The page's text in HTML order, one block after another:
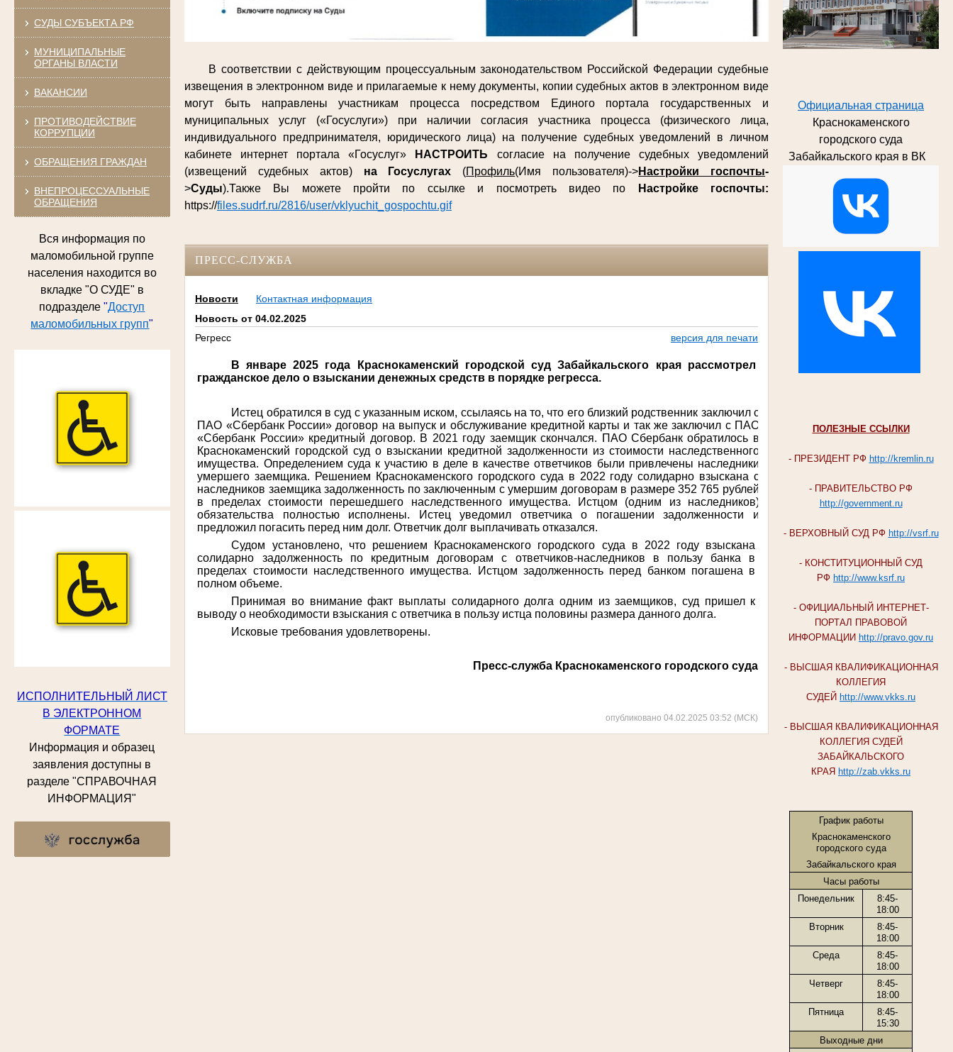
СУДЫ СУБЪЕКТА РФ
МУНИЦИПАЛЬНЫЕ
ОРГАНЫ ВЛАСТИ
ВАКАНСИИ
ПРОТИВОДЕЙСТВИЕ
КОРРУПЦИИ
ОБРАЩЕНИЯ ГРАЖДАН
ВНЕПРОЦЕССУАЛЬНЫЕ
ОБРАЩЕНИЯ
Вся информация по
маломобильной группе
населения находится во
вкладке "О СУДЕ" в
подразделе"Доступ
маломобильных групп"
ИСПОЛНИТЕЛЬНЫЙ ЛИСТ
В ЭЛЕКТРОННОМ
ФОРМАТЕ
Информация и образец
заявления доступны в
разделе "СПРАВОЧНАЯ
ИНФОРМАЦИЯ"
Официальная страница
Краснокаменского
городского суда
Забайкальского края в ВК
ПОЛЕЗНЫЕ ССЫЛКИ
- ПРЕЗИДЕНТ РФ http://kremlin.ru
- ПРАВИТЕЛЬСТВО РФ
http://government.ru
- ВЕРХОВНЫЙ СУД РФ http://vsrf.ru
- КОНСТИТУЦИОННЫЙ СУД
РФ http://www.ksrf.ru
- ОФИЦИАЛЬНЫЙ ИНТЕРНЕТ-
ПОРТАЛ ПРАВОВОЙ
ИНФОРМАЦИИ http://pravo.gov.ru
- ВЫСШАЯ КВАЛИФИКАЦИОННАЯ
КОЛЛЕГИЯ
СУДЕЙ http://www.vkks.ru
- ВЫСШАЯ КВАЛИФИКАЦИОННАЯ
КОЛЛЕГИЯ СУДЕЙ
ЗАБАЙКАЛЬСКОГО
КРАЯ http://zab.vkks.ru
График работы
Краснокаменского
городского суда
Забайкальского края
Часы работы
Понедельник
8:45-
18:00
Вторник
8:45-
18:00
Среда
8:45-
18:00
Четверг
8:45-
18:00
Пятница
8:45-
15:30
Выходные дни
В соответствии с действующим процессуальным законодательством Российской Федерации судебные
извещения в электронном виде и прилагаемые к нему документы, копии судебных актов в электронном виде
могут быть направлены участникам процесса посредством Единого портала государственных и
муниципальных услуг («Госуслуги») при наличии согласия участника процесса (физического лица,
индивидуального предпринимателя, юридического лица) на получение судебных уведомлений в личном
кабинете интернет портала «Госуслуг»
НАСТРОИТЬ согласие на получение судебных уведомлений
(извещений судебных актов) на Госуслугах (Профиль(Имя пользователя)->Настройки госпочты-
>Суды).Также Вы можете пройти по ссылке и посмотреть видео по
Настройке госпочты:
https://files.sudrf.ru/2816/user/vklyuchit_gospochtu.gif
ПРЕСС-СЛУЖБА
Новости
Контактная информация
Новость от 04.02.2025
Регресс
версия для печати
В январе 2025 года Краснокаменский городской суд Забайкальского края рассмотрел
гражданское дело о взыскании денежных средств в порядке регресса.
Истец обратился в суд с указанным иском, ссылаясь на то, что его близкий родственник заключил с
ПАО «Сбербанк России» договор на выпуск и обслуживание кредитной карты и так же заключил с ПАО
«Сбербанк России» кредитный договор. В 2021 году заемщик скончался. ПАО Сбербанк обратилось в
Краснокаменский городской суд о взыскании кредитной задолженности из стоимости наследственного
имущества. Определением суда к участию в деле в качестве ответчиков были привлечены наследники
умершего заемщика. Решением Краснокаменского городского суда в 2022 году солидарно взыскана с
наследников заемщика задолженность по заключенным с умершим договорам в размере 352 765 рублей
в пределах стоимости перешедшего наследственного имущества. Истцом (одним из наследников)
обязательства полностью исполнены. Истец уведомил ответчика о погашении задолженности и
предложил погасить перед ним долг. Ответчик долг выплачивать отказался.
Судом установлено, что решением Краснокаменского городского суда в 2022 году взыскана
солидарно задолженность по кредитным договорам с ответчиков-наследников в пользу банка в
пределах стоимости наследственного имущества. Истцом задолженность перед банком погашена в
полном объеме.
Принимая во внимание факт выплаты солидарного долга одним из заемщиков, суд пришел к
выводу о необходимости взыскания с ответчика в пользу истца половины размера данного долга.
Исковые требования удовлетворены.
Пресс-служба Краснокаменского городского суда
опубликовано 04.02.2025 03:52 (МСК)